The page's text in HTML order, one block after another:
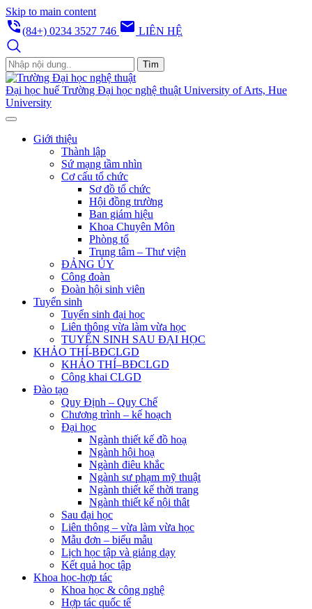
Skip to main content
phone_in_talk(84+) 0234 3527 746 email LIÊN HỆ
Tìm
Đại học huế Trường Đại học nghệ thuật University of Arts, Hue
University
Giới thiệu
Thành lập
Sứ mạng tầm nhìn
Cơ cấu tổ chức
Sơ đồ tổ chức
Hội đồng trường
Ban giám hiệu
Khoa Chuyên Môn
Phòng tổ
Trung tâm – Thư viện
ĐẢNG ỦY
Công đoàn
Đoàn hội sinh viên
Tuyển sinh
Tuyển sinh đại học
Liên thông vừa làm vừa học
TUYỂN SINH SAU ĐẠI HỌC
KHẢO THÍ-BĐCLGD
KHẢO THÍ–BĐCLGD
Công khai CLGD
Đào tạo
Quy Định – Quy Chế
Chương trình – kế hoạch
Đại học
Ngành thiết kế đồ hoạ
Ngành hội hoạ
Ngành điêu khắc
Ngành sư phạm mỹ thuật
Ngành thiết kế thời trang
Ngành thiết kế nội thât
Sau đại học
Liên thông – vừa làm vừa học
Mẫu đơn – biểu mẫu
Lịch học tập và giảng dạy
Kết quả học tập
Khoa học-hợp tác
Khoa học & công nghệ
Hợp tác quốc tế